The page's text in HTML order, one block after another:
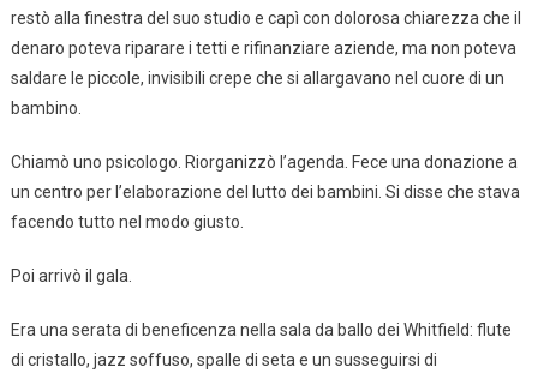
restò alla finestra del suo studio e capì con dolorosa chiarezza che il
denaro poteva riparare i tetti e rifinanziare aziende, ma non poteva
saldare le piccole, invisibili crepe che si allargavano nel cuore di un
bambino.
Chiamò uno psicologo. Riorganizzò l’agenda. Fece una donazione a
un centro per l’elaborazione del lutto dei bambini. Si disse che stava
facendo tutto nel modo giusto.
Poi arrivò il gala.
Era una serata di beneficenza nella sala da ballo dei Whitfield: flute
di cristallo, jazz soffuso, spalle di seta e un susseguirsi di